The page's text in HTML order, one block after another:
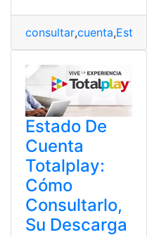
consultar,cuenta,Estado
Estado De
Cuenta
Totalplay:
Cómo
Consultarlo,
Su Descarga